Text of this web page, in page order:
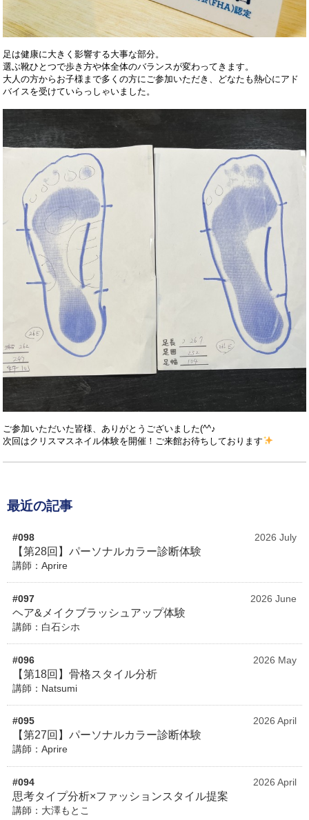
足は健康に大きく影響する大事な部分。
選ぶ靴ひとつで歩き方や体全体のバランスが変わってきます。
大人の方からお子様まで多くの方にご参加いただき、どなたも熱心にアド
バイスを受けていらっしゃいました。
ご参加いただいた皆様、ありがとうございました(^^♪
次回はクリスマスネイル体験を開催！ ご来館お待ちしております
最近の記事
#098 2026 July
【第28回】パーソナルカラー診断体験
講師：Aprire
#097 2026 June
ヘア&メイクブラッシュアップ体験
講師：白石シホ
#096 2026 May
【第18回】骨格スタイル分析
講師：Natsumi
#095 2026 April
【第27回】パーソナルカラー診断体験
講師：Aprire
#094 2026 April
思考タイプ分析×ファッションスタイル提案
講師：大澤もとこ